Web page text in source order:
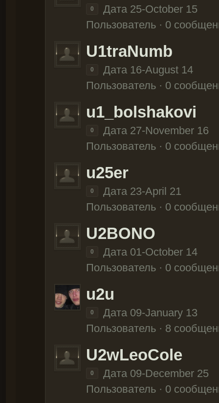
0
Дата 25-October 15
Пользователь · 0
U1traNumb
0
Дата 16-August 14
Пользователь · 0
u1_bolshakovi
0
Дата 27-November 16
Пользователь · 0
u25er
0
Дата 23-April 21
Пользователь · 0
U2BONO
0
Дата 01-October 14
Пользователь · 0
u2u
0
Дата 09-January 13
Пользователь · 8
U2wLeoCole
0
Дата 09-December 25
Пользователь · 0